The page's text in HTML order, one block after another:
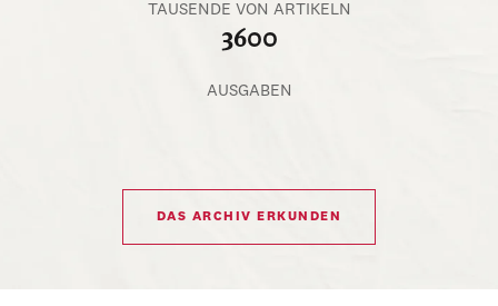
TAUSENDE VON ARTIKELN
3600
AUSGABEN
DAS ARCHIV ERKUNDEN